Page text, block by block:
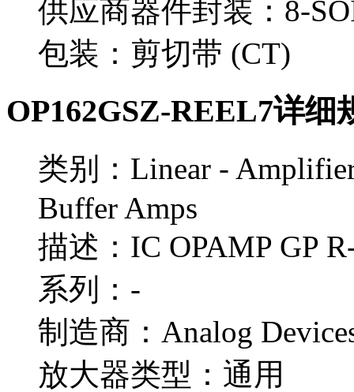
供应商器件封装：8-
包装：剪切带 (CT)
OP162GSZ-REEL7详细
类别：Linear -
Buffer Amps
描述：IC OPAMP GP
系列：-
制造商：Analog
放大器类型：通用